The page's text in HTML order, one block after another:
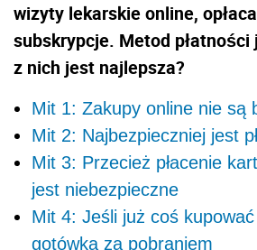
wizyty lekarskie online,
subskrypcje. Metod
z nich jest najlepsza?
Mit 1: Zakupy online nie są
Mit 2: Najbezpieczniej jest
Mit 3: Przecież płacenie
jest niebezpieczne
Mit 4: Jeśli już coś kupować
gotówką za pobraniem